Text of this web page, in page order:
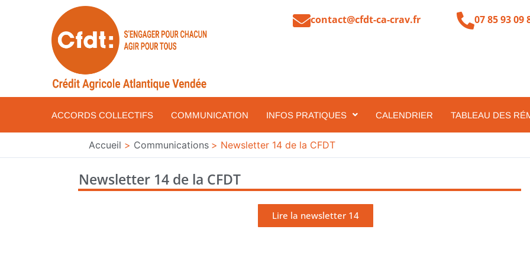
contact@cfdt-ca-crav.fr 07 85 93 09
ACCORDS COLLECTIFS COMMUNICATION INFOS PRATIQUES CALENDRIER TABLEAU DES
Accueil Communications Newsletter 14 de la CFDT
Newsletter 14 de la CFDT
Lire la newsletter 14